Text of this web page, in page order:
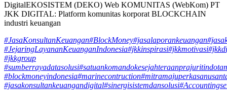
DigitalEKOSISTEM (DEKO) Web KOMUNITAS (WebKom) PT
JKK DIGITAL: Platform komunitas korporat BLOCKCHAIN
industri keuangan
#JasaKonsultanKeuangan#BlockMoney#jasalaporankeuangan
#JejaringLayananKeuanganIndonesia#jkkinspirasi#jkkmotivasi
#jkkgroup
#sumberrayadatasolusi
#blockmoneyindonesia#marinecontruction
#jasakonsultankeuangandigital#sinergisistemdansolusi